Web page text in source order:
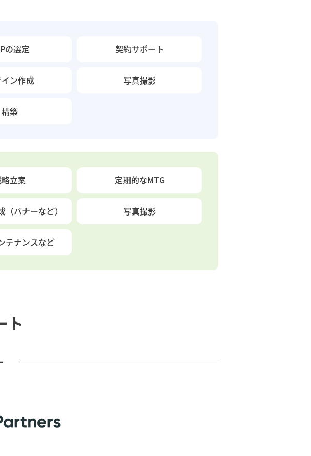
の選定 契約サポート
ン作成 写真撮影
構築
立案 定期的なMTG
（バナーなど） 写真撮影
テナンスなど
ト